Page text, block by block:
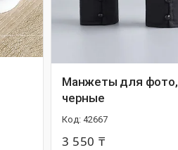
Манжеты для фото,
черные
42667
3 550 ₸